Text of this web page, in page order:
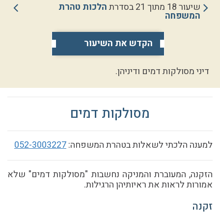
שיעור 18 מתוך 21 בסדרת הלכות טהרת
המשפחה
הקדש את השיעור
דיני מסולקות דמים ודיניהן.
מסולקות דמים
למענה הלכתי לשאלות בטהרת המשפחה:052-3003227
הזקנה, המעוברת והמניקה נחשבות "מסולקות דמים" שלא
אמורות לראות את ראיותיהן הרגילות.
זקנה